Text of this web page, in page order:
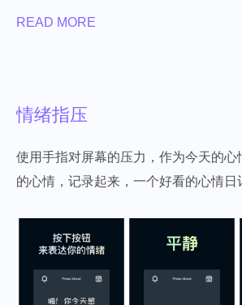
READ MORE
情绪指压
使用手指对屏幕的压力，作为今天的心
的心情，记录起来，一个好看的心情日